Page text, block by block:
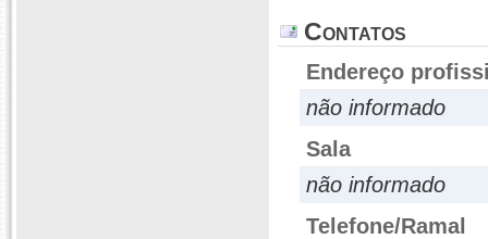
Contatos
Endereço
não informado
Sala
não informado
Telefone/Ramal